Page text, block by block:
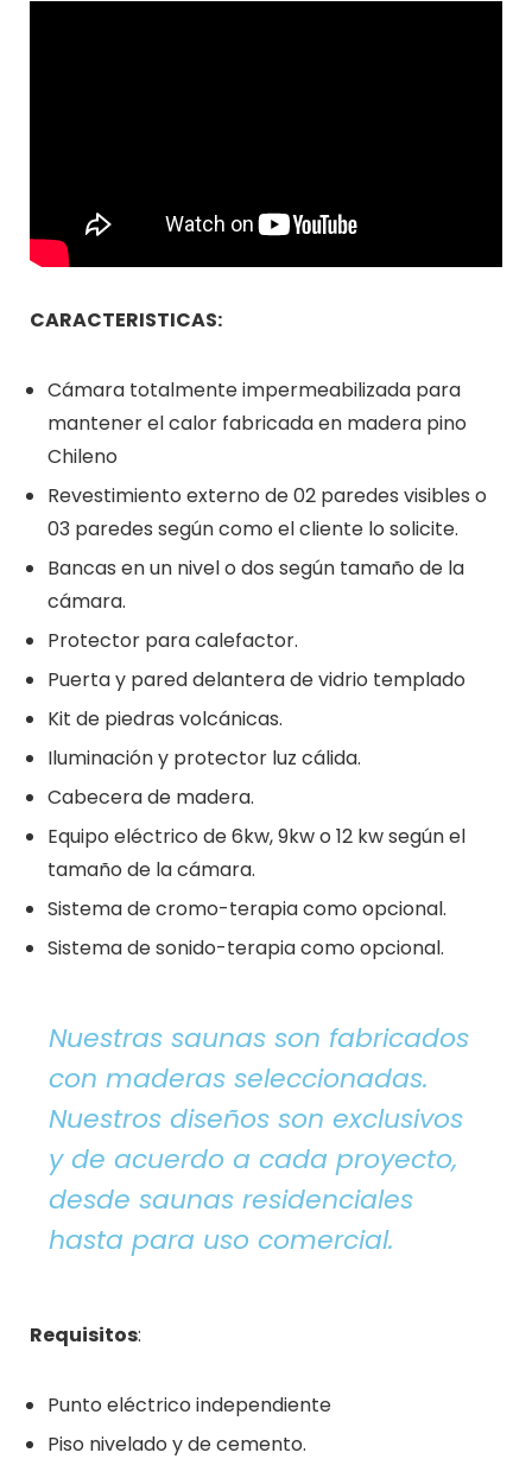
CARACTERISTICAS:
Cámara totalmente impermeabilizada para
mantener el calor fabricada en madera pino
Chileno
Revestimiento externo de 02 paredes visibles o
03 paredes según como el cliente lo solicite.
Bancas en un nivel o dos según tamaño de la
cámara.
Protector para calefactor.
Puerta y pared delantera de vidrio templado
Kit de piedras volcánicas.
Iluminación y protector luz cálida.
Cabecera de madera.
Equipo eléctrico de 6kw, 9kw o 12 kw según el
tamaño de la cámara.
Sistema de cromo-terapia como opcional.
Sistema de sonido-terapia como opcional.
Nuestras saunas son fabricados
con maderas seleccionadas.
Nuestros diseños son exclusivos
y de acuerdo a cada proyecto,
desde saunas residenciales
hasta para uso comercial.
Requisitos:
Punto eléctrico independiente
Piso nivelado y de cemento.